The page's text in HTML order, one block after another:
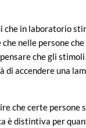
che in laboratorio
nelle persone
che gli
accendere una
che certe persone
è distintiva per